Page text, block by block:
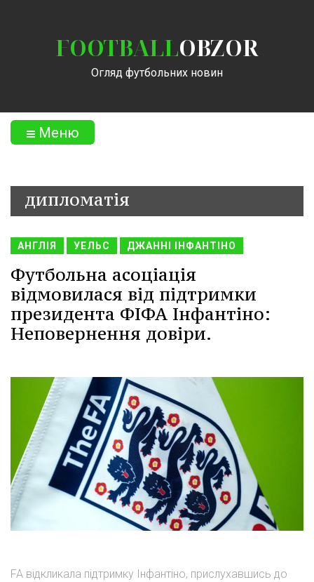
FOOTBALLOBZOR
Огляд футбольних новин
Меню
дипломатія
АНГЛІЯ УЕЛЬС ДЖАННІ ІНФАНТІНО
Футбольна асоціація
відмовилася від підтримки
президента ФІФА Інфантіно:
Неповернення довіри.
FA відкликала підтримку Інфантіно, прислухавшись до